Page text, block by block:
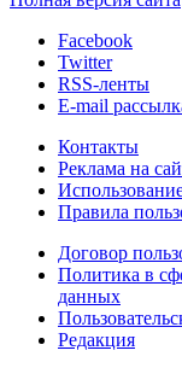
Facebook
Twitter
RSS-ленты
E-mail
Контакты
Реклама на
Правила
Договор
Политика в
данных
Редакция